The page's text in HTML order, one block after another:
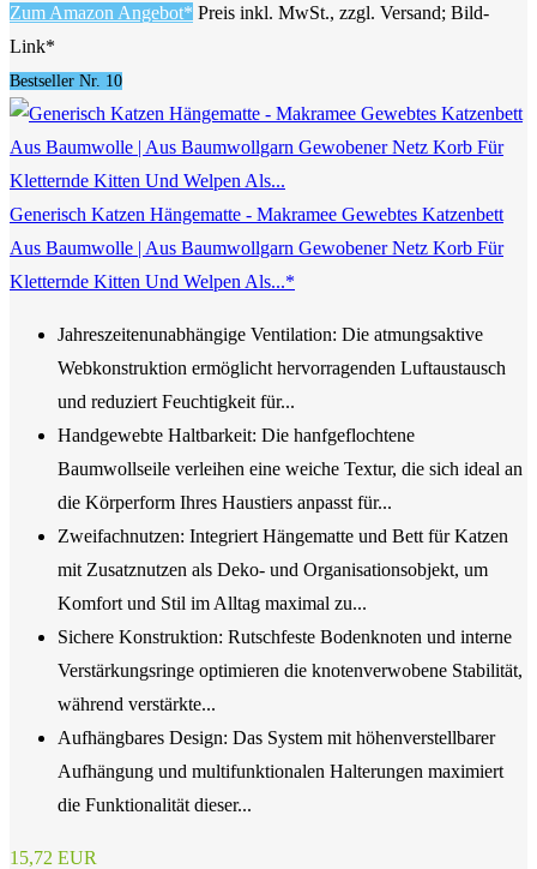
Zum Amazon Angebot* Preis inkl. MwSt., zzgl. Versand; Bild-
Link*
Bestseller Nr. 10
Generisch Katzen Hängematte - Makramee Gewebtes Katzenbett
Aus Baumwolle | Aus Baumwollgarn Gewobener Netz Korb Für
Kletternde Kitten Und Welpen Als...*
Jahreszeitenunabhängige Ventilation: Die atmungsaktive
Webkonstruktion ermöglicht hervorragenden Luftaustausch
und reduziert Feuchtigkeit für...
Handgewebte Haltbarkeit: Die hanfgeflochtene
Baumwollseile verleihen eine weiche Textur, die sich ideal an
die Körperform Ihres Haustiers anpasst für...
Zweifachnutzen: Integriert Hängematte und Bett für Katzen
mit Zusatznutzen als Deko- und Organisationsobjekt, um
Komfort und Stil im Alltag maximal zu...
Sichere Konstruktion: Rutschfeste Bodenknoten und interne
Verstärkungsringe optimieren die knotenverwobene Stabilität,
während verstärkte...
Aufhängbares Design: Das System mit höhenverstellbarer
Aufhängung und multifunktionalen Halterungen maximiert
die Funktionalität dieser...
15,72 EUR